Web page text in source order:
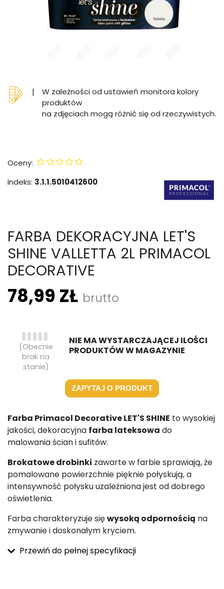
|
W zależności od ustawień monitora kolory
produktów
na zdjęciach mogą różnić się od rzeczywistych.
Oceny:
Indeks: 3.1.1.5010412600
FARBA DEKORACYJNA LET'S
SHINE VALLETTA 2L PRIMACOL
DECORATIVE
78,99 ZŁ brutto
NIE MA WYSTARCZAJĄCEJ ILOŚCI
PRODUKTÓW W MAGAZYNIE
(Obecnie
brak na
stanie)
ZAPYTAJ O PRODUKT
Farba Primacol Decorative LET'S SHINE to wysokiej
jakości, dekoracyjna farba lateksowa do
malowania ścian i sufitów.
Brokatowe drobinki zawarte w farbie sprawiają, że
pomalowane powierzchnie pięknie połyskują, a
intensywność połysku uzależniona jest od dobrego
oświetlenia.
Farba charakteryzuje sięwysoką odpornością na
zmywanie i doskonałym kryciem.
Przewiń do pełnej specyfikacji